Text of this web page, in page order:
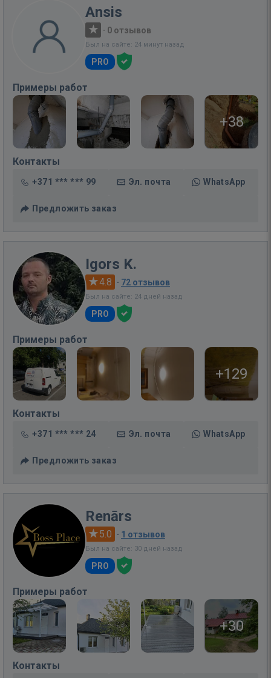
Ansis
· 0 отзывов
Был на сайте: 24 минут назад
PRO
Примеры работ
+38
Контакты
+371 *** *** 99 Эл. почта WhatsApp
Предложить заказ
Igors K.
4.8 · 72 отзывов
Был на сайте: 24 дней назад
PRO
Примеры работ
+129
Контакты
+371 *** *** 24 Эл. почта WhatsApp
Предложить заказ
Renārs
5.0 · 1 отзывов
Был на сайте: 30 дней назад
PRO
Примеры работ
+30
Контакты